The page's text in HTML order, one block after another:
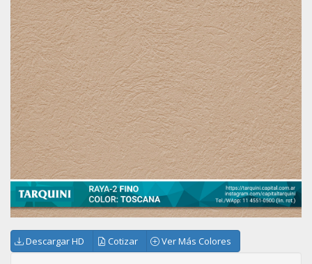
Descargar HD Cotizar Ver Más Colores